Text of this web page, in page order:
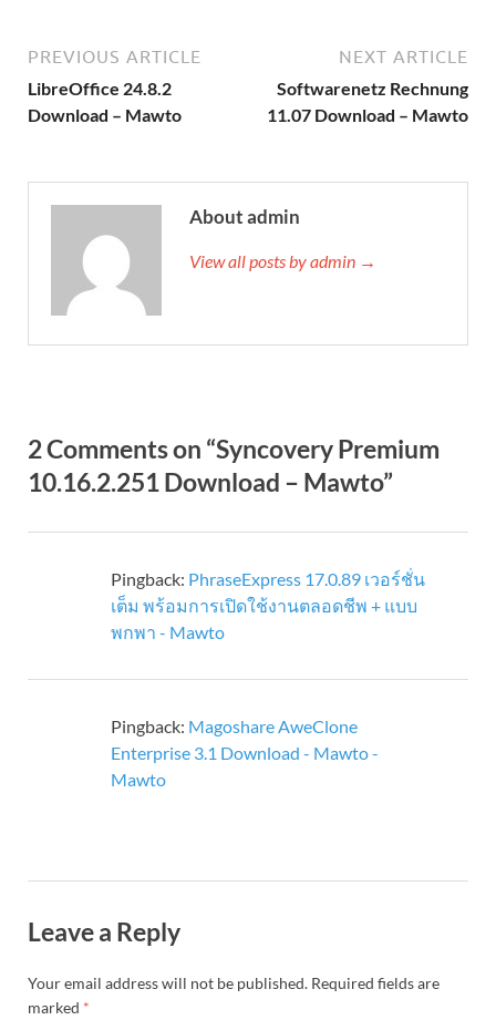
PREVIOUS ARTICLE
LibreOffice 24.8.2
Download – Mawto
NEXT ARTICLE
Softwarenetz Rechnung
11.07 Download – Mawto
About admin
View all posts by admin →
2 Comments on “Syncovery Premium
10.16.2.251 Download – Mawto”
Pingback: PhraseExpress 17.0.89 เวอร์ชั่น
เต็ม พร้อมการเปิดใช้งานตลอดชีพ + แบบ
พกพา - Mawto
Pingback: Magoshare AweClone
Enterprise 3.1 Download - Mawto -
Mawto
Leave a Reply
Your email address will not be published. Required fields are
marked *